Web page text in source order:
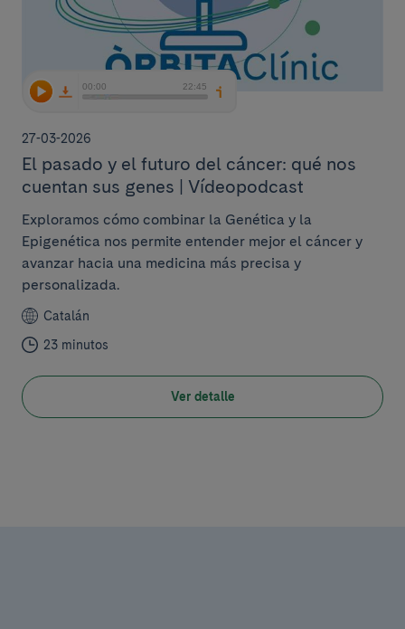
27-03-2026
El pasado y el futuro del cáncer: qué nos
cuentan sus genes | Vídeopodcast
Exploramos cómo combinar la Genética y la
Epigenética nos permite entender mejor el cáncer y
avanzar hacia una medicina más precisa y
personalizada.
Catalán
23 minutos
Ver detalle